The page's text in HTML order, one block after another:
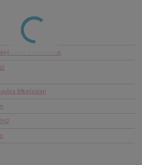
úplet s elastanem
8%elastan